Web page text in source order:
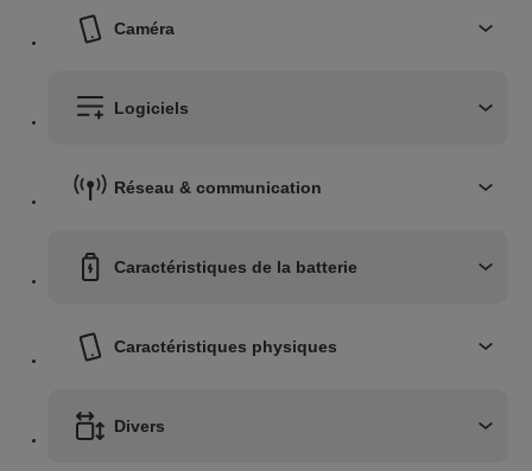
Caméra
Logiciels
Réseau & communication
Caractéristiques de la batterie
Caractéristiques physiques
Divers